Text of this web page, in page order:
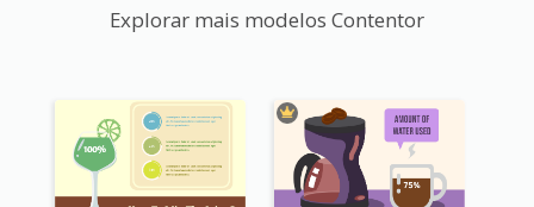
Explorar mais modelos Contentor